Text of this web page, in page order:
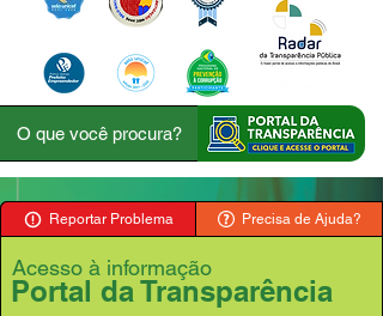
Reportar Problema Precisa de Ajuda?
Acesso à informação
Portal da Transparência